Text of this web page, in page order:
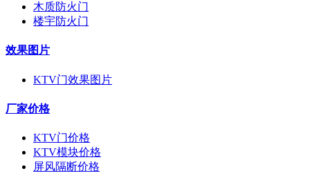
木质防火门
楼宇防火门
效果图片
KTV门效果图片
厂家价格
KTV门价格
KTV模块价格
屏风隔断价格